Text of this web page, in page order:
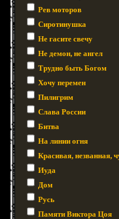
Рев моторов
Сиротинушка
Не гасите свечу
Не демон, не ангел
Трудно быть Богом
Хочу перемен
Пилигрим
Слава России
Битва
На линии огня
Красивая, незванная,
Иуда
Дом
Русь
Памяти Виктора Цоя